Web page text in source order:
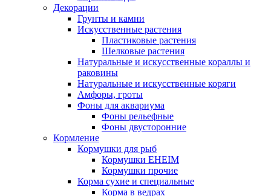
Декорации
Грунты и камни
Искусственные растения
Пластиковые растения
Шелковые растения
Натуральные и искусственные кораллы и
раковины
Натуральные и искусственные коряги
Амфоры, гроты
Фоны для аквариума
Фоны рельефные
Фоны двусторонние
Кормление
Кормушки для рыб
Кормушки EHEIM
Кормушки прочие
Корма сухие и специальные
Корма в ведрах